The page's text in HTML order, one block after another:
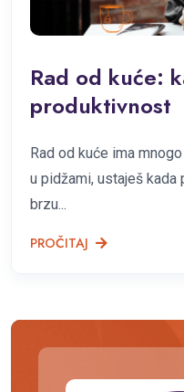
Rad od kuće:
produktivnost
Rad od kuće ima
u pidžami, ustaješ kada
brzu...
PROČITAJ